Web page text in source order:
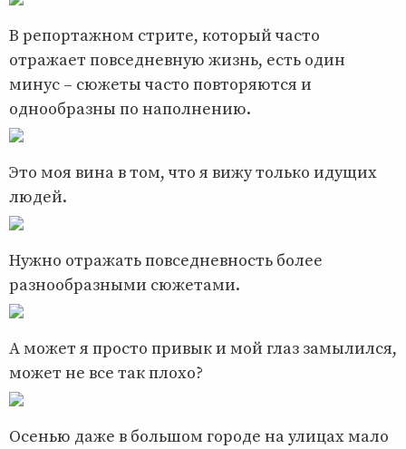
В репортажном стрите, который часто
отражает повседневную жизнь, есть один
минус – сюжеты часто повторяются и
однообразны по наполнению.
Это моя вина в том, что я вижу только идущих
людей.
Нужно отражать повседневность более
разнообразными сюжетами.
А может я просто привык и мой глаз замылился,
может не все так плохо?
Осенью даже в большом городе на улицах мало